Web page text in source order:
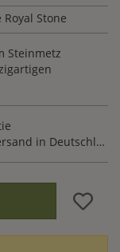
Stone
Steinmetz
in Deutschland